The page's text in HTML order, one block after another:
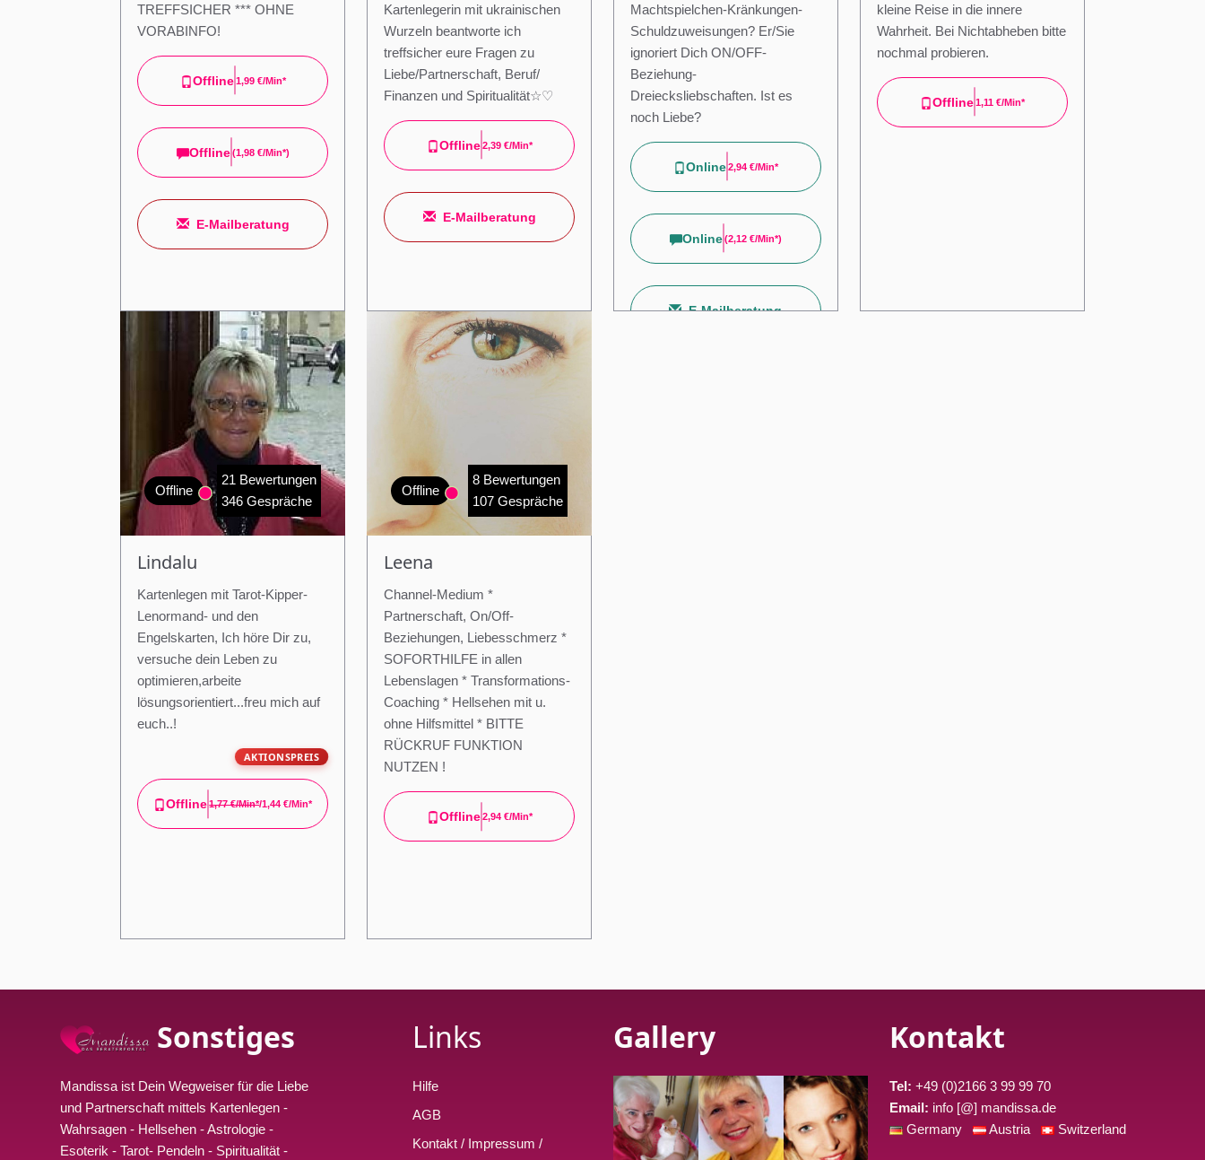
TREFFSICHER *** OHNE
VORABINFO!
Offline1,99 €/min*
Offline(1,98 €/min*)
E-Mailberatung
Kartenlegerin mit ukrainischen
Wurzeln beantworte ich
treffsicher eure Fragen zu
Liebe/Partnerschaft, Beruf/
Finanzen und Spiritualität☆♡
Offline 2,39 €/min*
E-Mailberatung
Machtspielchen-Kränkungen-
Schuldzuweisungen? Er/Sie
ignoriert Dich ON/OFF-
Beziehung-
Dreiecksliebschaften. Ist es
noch Liebe?
Online2,94 €/min*
Online(2,12 €/min*)
E-Mailberatung
kleine Reise in die innere
Wahrheit. Bei Nichtabheben bitte
nochmal probieren.
Offline1,11 €/min*
Offline
21 Bewertungen
346 Gespräche
Lindalu
Kartenlegen mit Tarot-Kipper-
Lenormand- und den
Engelskarten, Ich höre Dir zu,
versuche dein Leben zu
optimieren,arbeite
lösungsorientiert...freu mich auf
euch..!
AKTIONSPREIS
Offline1,77 €/min*/1,44 €/min*
Offline
8 Bewertungen
107 Gespräche
Leena
Channel-Medium *
Partnerschaft, On/Off-
Beziehungen, Liebesschmerz *
SOFORTHILFE in allen
Lebenslagen * Transformations-
Coaching * Hellsehen mit u.
ohne Hilfsmittel * BITTE
RÜCKRUF FUNKTION
NUTZEN !
Offline 2,94 €/min*
Sonstiges
Mandissa ist Dein Wegweiser für die Liebe
und Partnerschaft mittels Kartenlegen -
Wahrsagen - Hellsehen - Astrologie -
Esoterik - Tarot- Pendeln - Spiritualität -
Links
Hilfe
AGB
Kontakt / Impressum /
Gallery Kontakt
Tel: +49 (0)2166 3 99 99 70
Email: info [@] mandissa.de
Germany
Austria Switzerland